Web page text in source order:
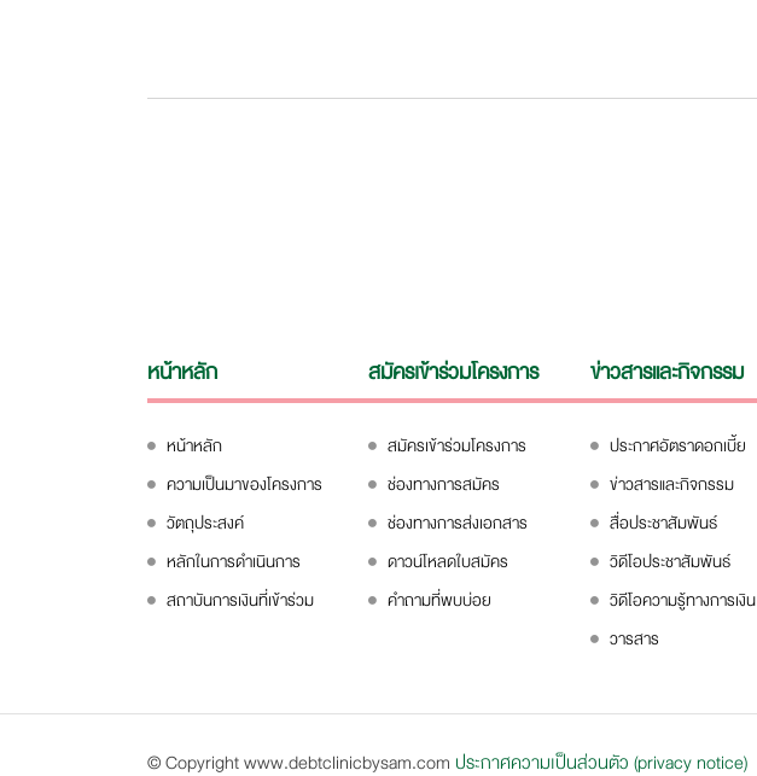
หน้าหลัก
หน้าหลัก
ความเป็นมาของโครงการ
วัตถุประสงค์
หลักในการดำเนินการ
สถาบันการเงินที่เข้าร่วม
สมัครเข้าร่วมโครงการ
สมัครเข้าร่วมโครงการ
ช่องทางการสมัคร
ช่องทางการส่งเอกสาร
ดาวน์โหลดใบสมัคร
คำถามที่พบบ่อย
ข่าวสารและกิจกรรม
ประกาศอัตราดอกเบี้ย
ข่าวสารและกิจกรรม
สื่อประชาสัมพันธ์
วิดีโอประชาสัมพันธ์
วิดีโอความรู้ทางการเงิน
วารสาร
© Copyright www.debtclinicbysam.com ประกาศความเป็นส่วนตัว (privacy notice)